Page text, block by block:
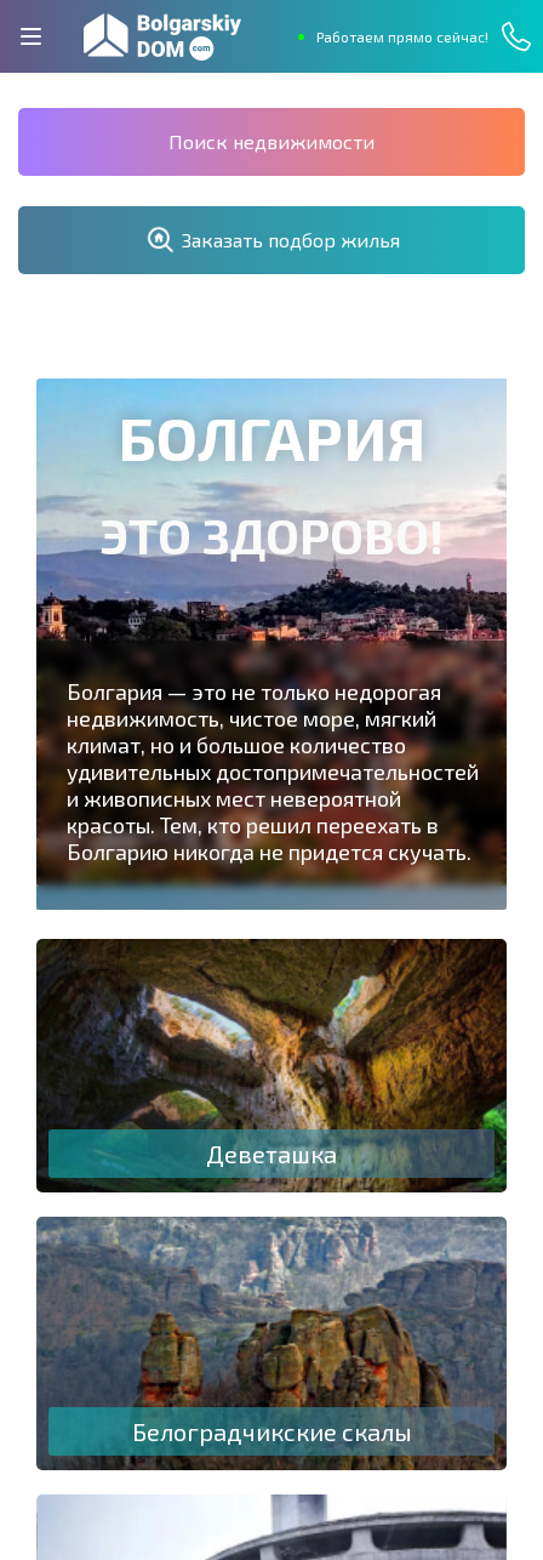
Работаем прямо сейчас!
Поиск недвижимости
Заказать подбор жилья
БОЛГАРИЯ
ЭТО ЗДОРОВО!
Болгария — это не только недорогая
недвижимость, чистое море, мягкий
климат, но и большое количество
удивительных достопримечательностей
и живописных мест невероятной
красоты. Тем, кто решил переехать в
Болгарию никогда не придется скучать.
Деветашка
Белоградчикские скалы